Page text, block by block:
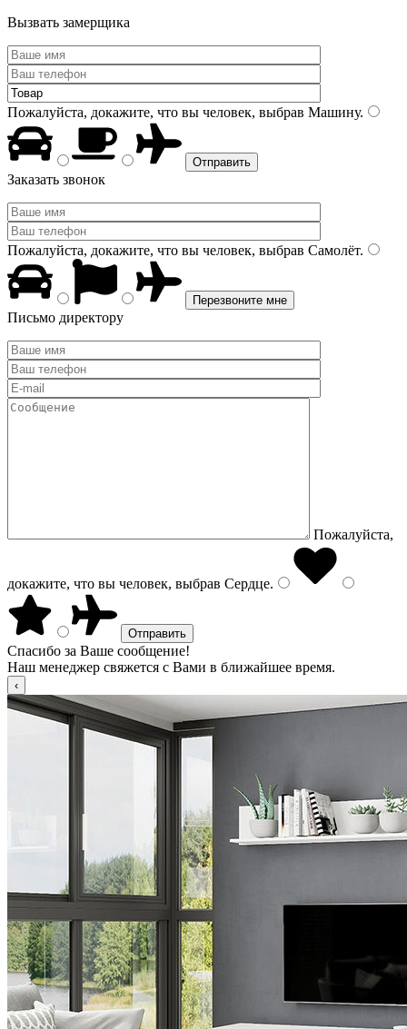
Вызвать замерщика
Пожалуйста, докажите, что вы человек, выбрав Машину.
Заказать звонок
Пожалуйста, докажите, что вы человек, выбрав Самолёт.
Письмо директору
Пожалуйста,
докажите, что вы человек, выбрав Сердце.
Спасибо за Ваше сообщение!
Наш менеджер свяжется с Вами в ближайшее время.